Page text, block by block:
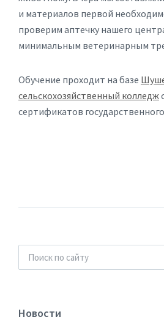
и материалов первой
проверим аптечку нашего
минимальным ветеринарным
Обучение проходит на базе
сельскохозяйственный колледж
сертификатов
Новости